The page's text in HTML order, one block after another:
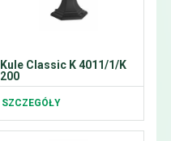
Kule Classic K 4011/1/K
200
SZCZEGÓŁY